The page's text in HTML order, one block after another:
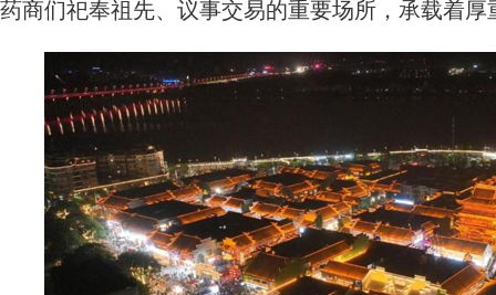
药商们祀奉祖先、议事交易的重要场所，承载着厚